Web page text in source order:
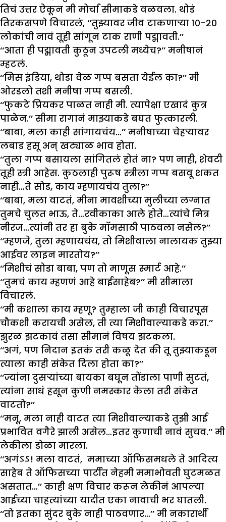
तिचं उत्तर ऐकून मी मोर्चा सीमाकडे वळवला. थोडं
तिरकसपणे विचारलं, ‘‘तुझ्यावर जीव टाकणाऱ्या १०-२०
लोकांची नावं तूही सांगून टाक राणी पद्मावती.’’
‘‘आता ही पद्मावती कुठून उपटली मध्येच?’’ मनीषानं
म्हटलं.
‘‘मिस इंडिया, थोडा वेळ गप्प बसता येईल का?’’ मी
ओरडलो तशी मनीषा गप्प बसली.
‘‘फुकटे प्रियकर पाळत नाही मी. त्यापेक्षा एखादं कुत्र
पाळेन.’’ सीमा रागानं माझ्याकडे बघत फुत्कारली.
‘‘बाबा, मला काही सांगायचंय…’’ मनीषाच्या चेहऱ्यावर
लबाड हसू अन् खट्याळ भाव होता.
‘‘तुला गप्प बसायला सांगितलं होतं ना? पण नाही, शेवटी
तूही स्त्री आहेस. कुठलाही पुरूष स्त्रीला गप्प बसवू शकत
नाही…ते सोड, काय म्हणायचंय तुला?’’
‘‘बाबा, मला वाटतं, मीना मावशीच्या मुलीच्या लग्नात
तुमचे चुलत भाऊ, ते…रवीकाका आले होते…त्यांचे मित्र
नीरज…त्यांनी तर हा बुके मॉमसाठी पाठवला नसेल?’’
‘‘म्हणजे, तुला म्हणायचंय, तो मिशीवाला नालायक तुझ्या
आईवर लाइन मारतोय?’’
‘‘मिशीचं सोडा बाबा, पण तो माणूस स्मार्ट आहे.’’
‘‘तुमचं काय म्हणणं आहे बाईसाहेब?’’ मी सीमाला
विचारलं.
‘‘मी कशाला काय म्हणू? तुम्हाला जी काही विचारपूस
चौकशी करायची असेल, ती त्या मिशीवाल्याकडे करा.’’
झुरळ झटकावं तसा सीमानं विषय झटकला.
‘‘अगं, पण निदान इतकं तरी कळू देत की तू तुझ्याकडून
त्याला काही संकेत दिला होता का?’’
‘‘ज्यांना दुसऱ्यांच्या बायका बघून तोंडाला पाणी सुटतं,
त्यांना साधं हसून कुणी नमस्कार केला तरी संकेत
वाटतो?’’
‘‘मनू, मला नाही वाटत त्या मिशीवाल्याकडे तुझी आई
प्रभावित वगैरे झाली असेल…इतर कुणाची नावं सुचव.’’ मी
लेकीला डोळा मारला.
‘‘अगंऽऽ! मला वाटतं, ममाच्या ऑफिसमधले ते आदित्य
साहेब ते ऑफिसच्या पार्टीत नेहमी ममाभोवती घुटमळत
असतात…’’ काही क्षण विचार करून लेकीनं आपल्या
आईच्या चाहत्यांच्या यादीत एका नावाची भर घातली.
‘‘तो इतका सुंदर बुके नाही पाठवणार…’’ मी नकारार्थी